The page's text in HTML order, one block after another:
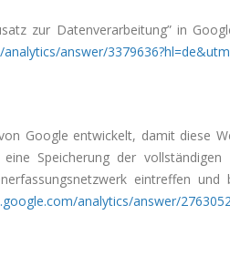
zur Datenverarbeitung” in
answer/
Google entwickelt, damit diese
Speicherung der vollständigen
eintreffen und
analytics/answer/